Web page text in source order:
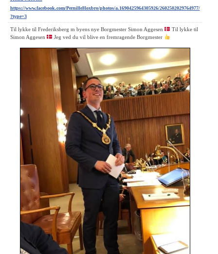
https://www.facebook.com/PernilleHoxbro/photos/a.1690425964305926/2602502029764977/
?type=3
Til lykke til Frederiksberg m byens nye Borgmester Simon Aggesen
Til lykke til
Simon Aggesen
Jeg ved du vil blive en fremragende Borgmester